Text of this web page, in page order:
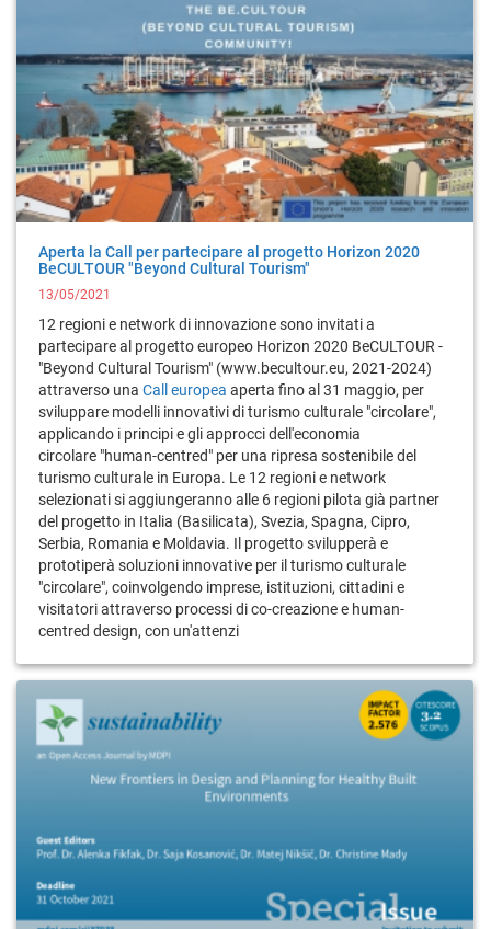
Aperta la Call per partecipare al progetto Horizon 2020
BeCULTOUR "Beyond Cultural Tourism"
13/05/2021
12 regioni e network di innovazione sono invitati a
partecipare al progetto europeo Horizon 2020 BeCULTOUR -
"Beyond Cultural Tourism" (www.becultour.eu, 2021-2024)
attraverso una Call europea aperta fino al 31 maggio, per
sviluppare modelli innovativi di turismo culturale "circolare",
applicando i principi e gli approcci dell'economia
circolare "human-centred" per una ripresa sostenibile del
turismo culturale in Europa. Le 12 regioni e network
selezionati si aggiungeranno alle 6 regioni pilota già partner
del progetto in Italia (Basilicata), Svezia, Spagna, Cipro,
Serbia, Romania e Moldavia. Il progetto svilupperà e
prototiperà soluzioni innovative per il turismo culturale
"circolare", coinvolgendo imprese, istituzioni, cittadini e
visitatori attraverso processi di co-creazione e human-
centred design, con un'attenzi